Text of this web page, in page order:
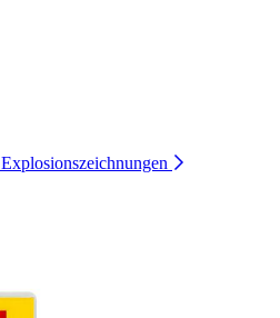
Explosionszeichnungen